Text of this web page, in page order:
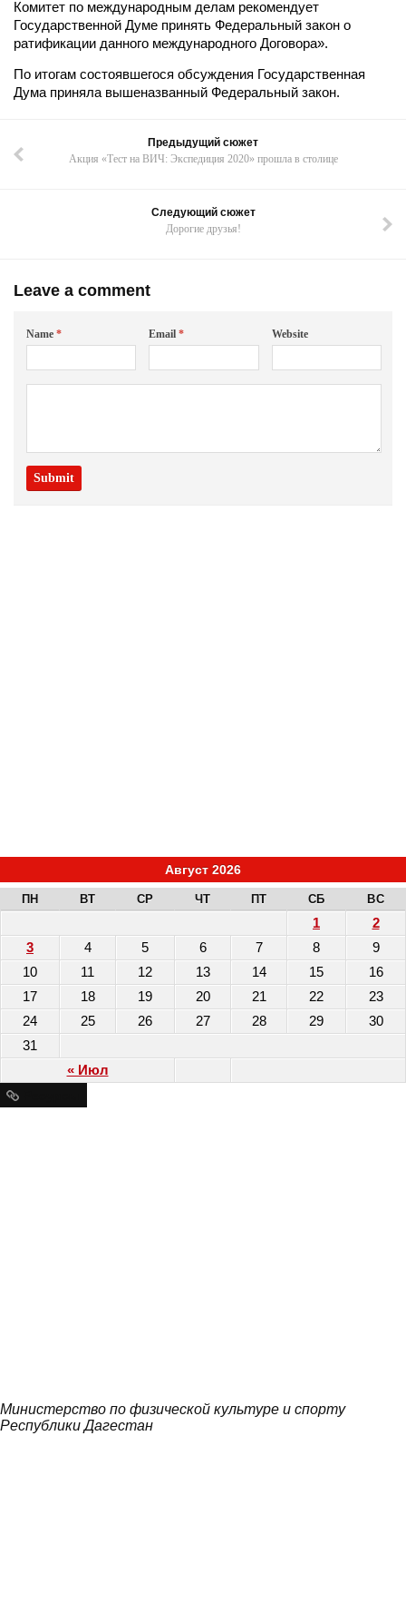
Комитет по международным делам рекомендует
Государственной Думе принять Федеральный закон о
ратификации данного международного Договора».
По итогам состоявшегося обсуждения Государственная
Дума приняла вышеназванный Федеральный закон.
Предыдущий сюжет
Акция «Тест на ВИЧ: Экспедиция 2020» прошла в столице
Следующий сюжет
Дорогие друзья!
Leave a comment
Name * Email* Website
Август 2026
ПН ВТ СР ЧТ ПТ СБ ВС
« Июл
1
2
3
4 5 6 7 8
9
10
11 12 13 14 15
16
17
18 19 20 21 22
23
24
25 26 27 28 29
30
31
Министерство по физической культуре и спорту
Республики Дагестан